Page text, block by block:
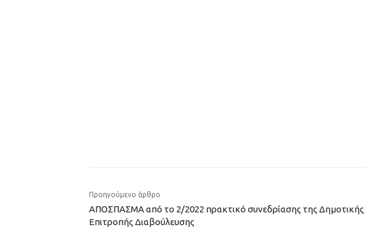
Προηγούμενο άρθρο
ΑΠΟΣΠΑΣΜΑ από το 2/2022 πρακτικό συνεδρίασης της Δημοτικής
Επιτροπής Διαβούλευσης